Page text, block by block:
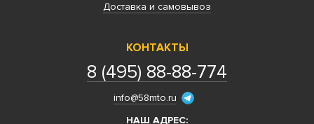
Доставка и самовывоз
КОНТАКТЫ
8 (495) 88-88-774
info@58mto.ru
НАШ АДРЕС: